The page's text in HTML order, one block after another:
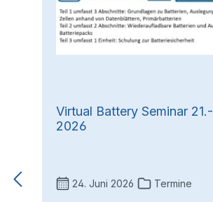
Virtual Battery Seminar
2026
24. Juni 2026 Termine